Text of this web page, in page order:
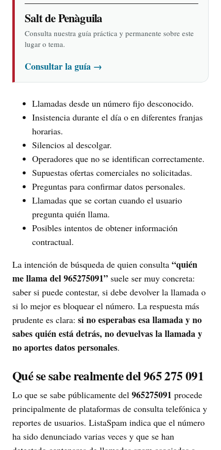
Salt de Penàguila
Consulta nuestra guía práctica y permanente sobre este
lugar o tema.
Consultar la guía →
Llamadas desde un número fijo desconocido.
Insistencia durante el día o en diferentes franjas
horarias.
Silencios al descolgar.
Operadores que no se identifican correctamente.
Supuestas ofertas comerciales no solicitadas.
Preguntas para confirmar datos personales.
Llamadas que se cortan cuando el usuario
pregunta quién llama.
Posibles intentos de obtener información
contractual.
La intención de búsqueda de quien consulta “quién
me llama del 965275091” suele ser muy concreta:
saber si puede contestar, si debe devolver la llamada o
si lo mejor es bloquear el número. La respuesta más
prudente es clara: si no esperabas esa llamada y no
sabes quién está detrás, no devuelvas la llamada y
no aportes datos personales.
Qué se sabe realmente del 965 275 091
Lo que se sabe públicamente del 965275091 procede
principalmente de plataformas de consulta telefónica y
reportes de usuarios. ListaSpam indica que el número
ha sido denunciado varias veces y que se han